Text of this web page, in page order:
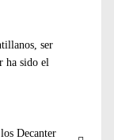
ser
ha sido el
Decanter